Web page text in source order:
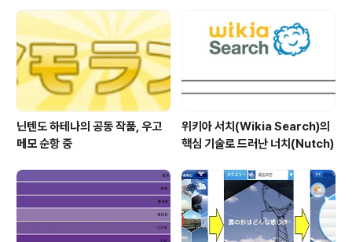
닌텐도 하테나의 공동 작품, 우고
메모 순항 중
위키아 서치(Wikia Search)의
핵심 기술로 드러난 너치(Nutch)